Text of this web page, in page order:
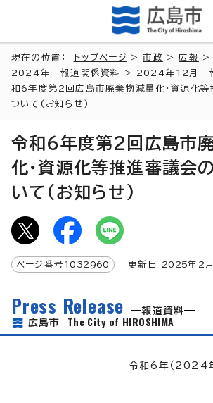
現在の位置： トップページ >市政 >広報
2024年 報道関係資料
> 2024年12月
和6年度第2回広島市廃棄物減量化・資源化等
ついて(お知らせ)
令和6年度第2回広島市
化・資源化等推進審議会
いて(お知らせ)
ページ番号 1032960 更新日 2025年2月
Press Release
報道資料
広島市 The City of HIROSHIMA
令和6年（2024